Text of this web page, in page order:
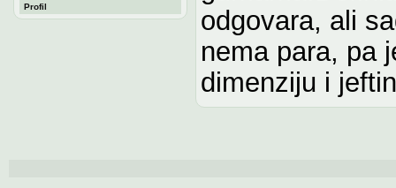
Profil
odgovara, ali
nema para, pa
dimenziju i